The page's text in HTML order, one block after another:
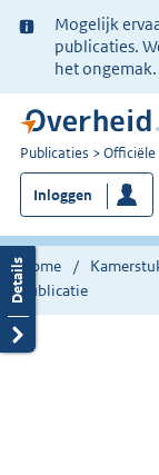
Ter
informatie:
Mogelijk
publicaties.
het ongemak.
U
bent
nu
hier:
Publicaties Officiële
Inloggen
Home
publicatie